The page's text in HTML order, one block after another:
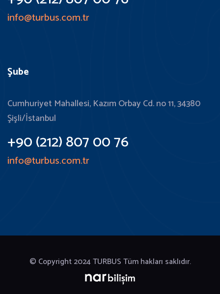
info@turbus.com.tr
Şube
Cumhuriyet Mahallesi, Kazım Orbay Cd. no 11, 34380
Şişli/İstanbul
+90 (212) 807 00 76
info@turbus.com.tr
© Copyright 2024TURBUS Tüm hakları saklıdır.